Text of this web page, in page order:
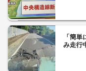
「簡
み走行